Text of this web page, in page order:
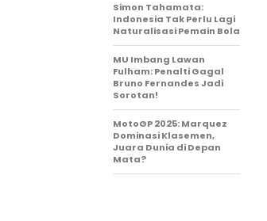
Simon Tahamata:
Indonesia Tak Perlu Lagi
Naturalisasi Pemain Bola
MU Imbang Lawan
Fulham: Penalti Gagal
Bruno Fernandes Jadi
Sorotan!
MotoGP 2025: Marquez
Dominasi Klasemen,
Juara Dunia di Depan
Mata?